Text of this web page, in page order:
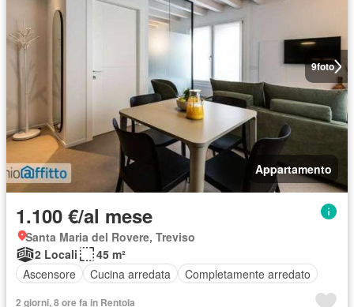
9foto
Appartamento
1.100 €/al mese
Santa Maria del Rovere, Treviso
2 Locali
45 m²
Ascensore
Cucina arredata Completamente arredato
2 giorni, 8 ore fa in Rentola